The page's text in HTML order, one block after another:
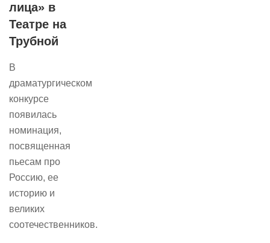
лица» в
Театре на
Трубной
В
драматургическом
конкурсе
появилась
номинация,
посвященная
пьесам про
Россию, ее
историю и
великих
соотечественников.